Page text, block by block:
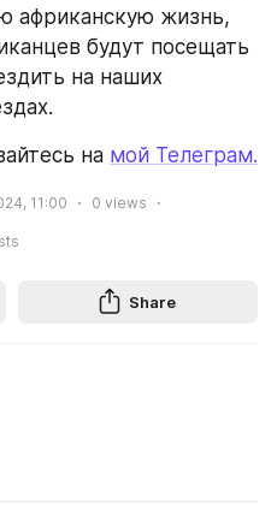
африканскую жизнь,
будут посещать
на наших
на мой Телеграм.
11:00 0 views
Share